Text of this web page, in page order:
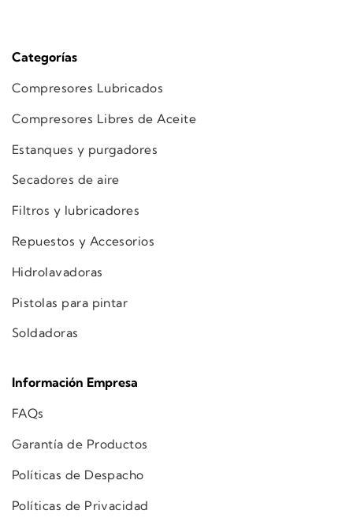
Categorías
Compresores Lubricados
Compresores Libres de Aceite
Estanques y purgadores
Secadores de aire
Filtros y lubricadores
Repuestos y Accesorios
Hidrolavadoras
Pistolas para pintar
Soldadoras
Información Empresa
FAQs
Garantía de Productos
Políticas de Despacho
Políticas de Privacidad